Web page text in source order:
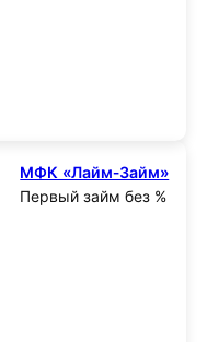
МФК «Лайм‑Займ»
Первый займ без %